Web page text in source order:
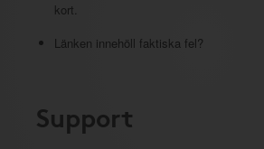
kort.
Länken innehöll faktiska fel?
Support